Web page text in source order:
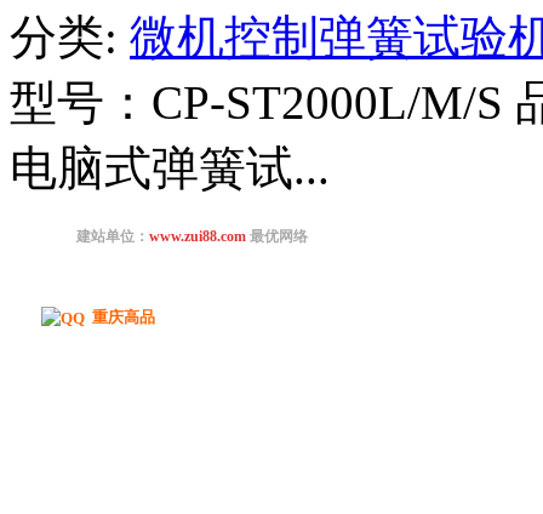
分类: 微机控制弹簧试验
型号：CP-ST2000L/M/
电脑式弹簧试...
重庆高品